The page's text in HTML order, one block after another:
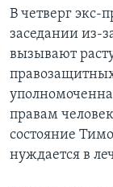
В четверг экс-
заседании из-
вызывают
правам
состояние
нуждается в